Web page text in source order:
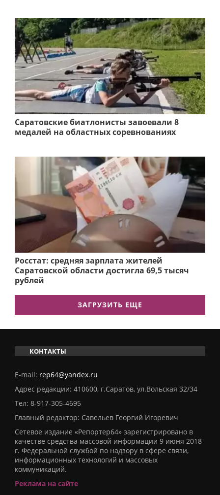
Саратовские биатлонисты завоевали 8
медалей на областных соревнованиях
Росстат: средняя зарплата жителей
Саратовской области достигла 69,5 тысяч
рублей
ЗАГРУЗИТЬ ЕЩЕ
КОНТАКТЫ
E-mail: rep64@yandex.ru
Адрес редакции: 410600, г.Саратов, ул.Вольская 32/34
Тел: 8-917-305-4695
Главный редактор: Савельев Георгий Игоревич
Сетевое издание «Репортер64» зарегистрировано в
качестве средства массовой информации 9 июня 2018
г. Федеральной службой по надзору в сфере связи,
информационных технологий и массовых
коммуникаций.
Реклама на сайте